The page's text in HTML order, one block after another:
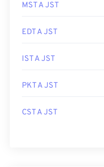
MST A JST
EDT A JST
IST A JST
PKT A JST
CST A JST